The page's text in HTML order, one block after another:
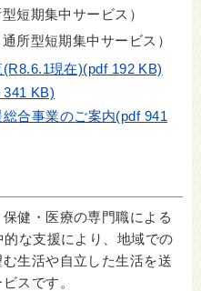
短期集中サービス）
所型短期集中サービス）
現在)(pdf 192 KB)
KB)
合事業のご案内(pdf 941
健・医療の専門職による
な支援により、地域での
生活や自立した生活を送
スです。